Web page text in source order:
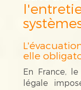
elle
En France, le
légale